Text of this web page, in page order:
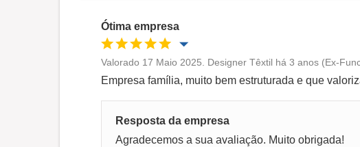
Ótima empresa
Oportunidade de promoção Conciliação
Valorado 17 Maio 2025. Designer Têxtil há 3 anos (Ex-
Empresa família, muito bem estruturada e que
Resposta da empresa
Agradecemos a sua avaliação. Muito obrigada!